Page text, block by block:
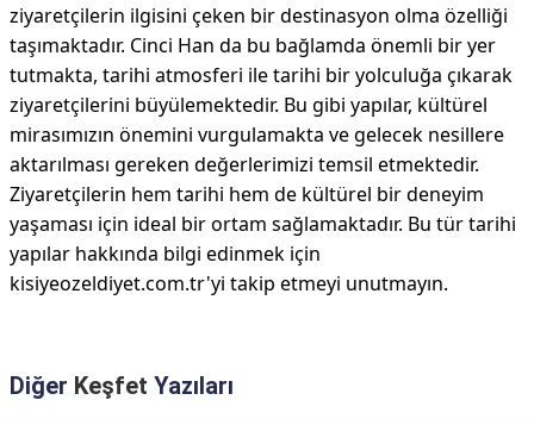
ziyaretçilerin ilgisini çeken bir destinasyon olma özelliği
taşımaktadır. Cinci Han da bu bağlamda önemli bir yer
tutmakta, tarihi atmosferi ile tarihi bir yolculuğa çıkarak
ziyaretçilerini büyülemektedir. Bu gibi yapılar, kültürel
mirasımızın önemini vurgulamakta ve gelecek nesillere
aktarılması gereken değerlerimizi temsil etmektedir.
Ziyaretçilerin hem tarihi hem de kültürel bir deneyim
yaşaması için ideal bir ortam sağlamaktadır. Bu tür tarihi
yapılar hakkında bilgi edinmek için
kisiyeozeldiyet.com.tr'yi takip etmeyi unutmayın.
Diğer Keşfet Yazıları